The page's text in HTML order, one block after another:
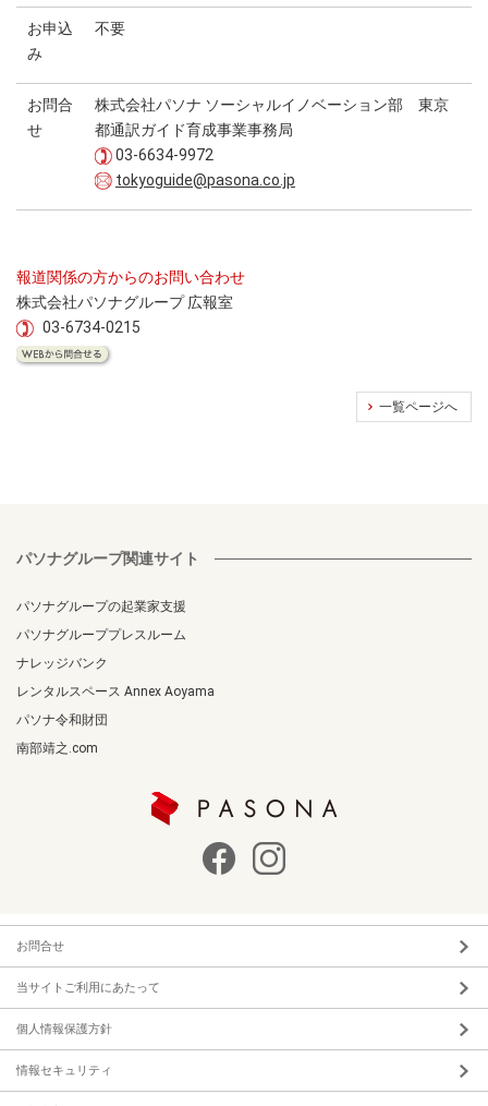
お申込
み
不要
お問合
せ
株式会社パソナ ソーシャルイノベーション部 東京
都通訳ガイド育成事業事務局
03-6634-9972
tokyoguide@pasona.co.jp
報道関係の方からのお問い合わせ
株式会社パソナグループ 広報室
03-6734-0215
一覧ページへ
パソナグループ関連サイト
パソナグループの起業家支援
パソナグループプレスルーム
ナレッジバンク
レンタルスペース Annex Aoyama
パソナ令和財団
南部靖之.com
お問合せ
当サイトご利用にあたって
個人情報保護方針
情報セキュリティ